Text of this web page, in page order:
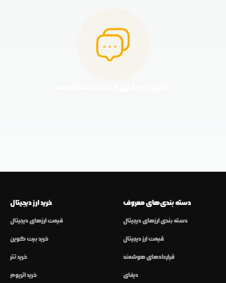
خرید ارز دیجیتال
قیمت ارزهای دیجیتال
خرید بیت کوین
خرید تتر
خرید اتریوم
دسته بندی‌های معروف
دسته بندی ارزهای دیجیتال
قیمت ارز دیجیتال
قراردادهای هوشمند
دیفای